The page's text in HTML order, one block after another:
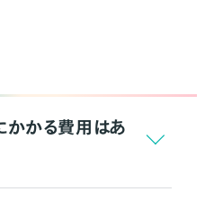
かかる費用はあ